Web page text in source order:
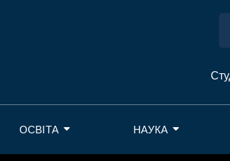
ОСВІТА НАУКА